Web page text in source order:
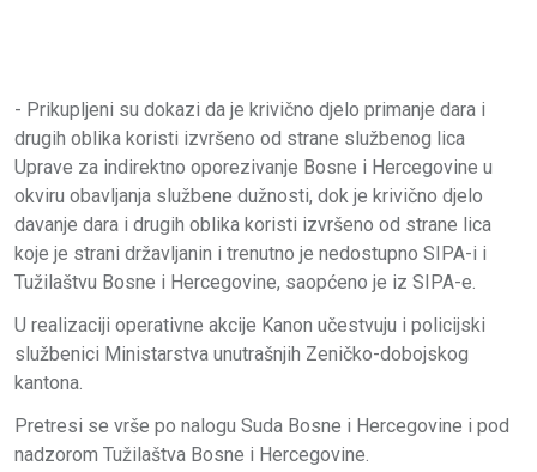
- Prikupljeni su dokazi da je krivično djelo primanje dara i
drugih oblika koristi izvršeno od strane službenog lica
Uprave za indirektno oporezivanje Bosne i Hercegovine u
okviru obavljanja službene dužnosti, dok je krivično djelo
davanje dara i drugih oblika koristi izvršeno od strane lica
koje je strani državljanin i trenutno je nedostupno SIPA-i i
Tužilaštvu Bosne i Hercegovine, saopćeno je iz SIPA-e.
U realizaciji operativne akcije Kanon učestvuju i policijski
službenici Ministarstva unutrašnjih Zeničko-dobojskog
kantona.
Pretresi se vrše po nalogu Suda Bosne i Hercegovine i pod
nadzorom Tužilaštva Bosne i Hercegovine.